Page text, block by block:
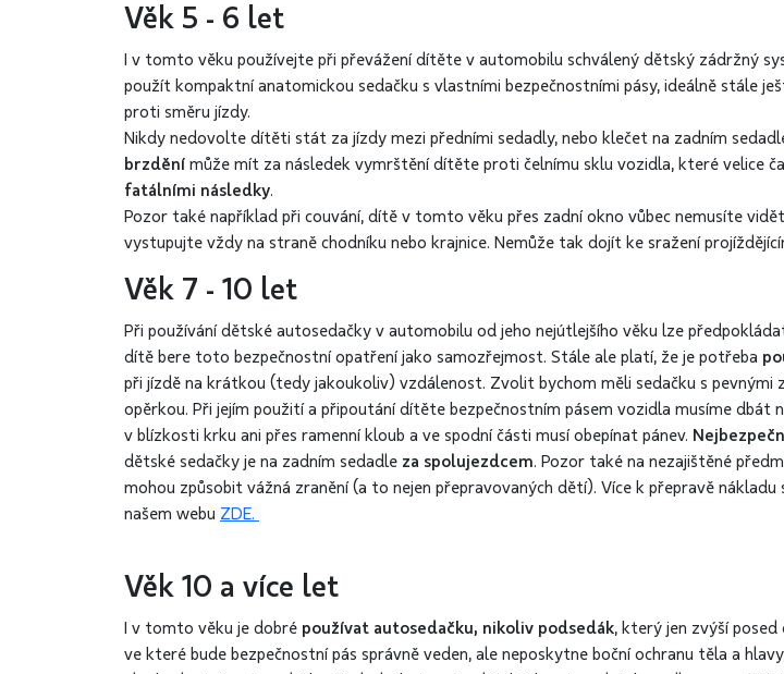
Věk 5 - 6 let
I v tomto věku používejte při převážení dítěte v automobilu schválený dětský zádržný
použít kompaktní anatomickou sedačku s vlastními bezpečnostními pásy, ideálně stále
proti směru jízdy.
Nikdy nedovolte dítěti stát za jízdy mezi předními sedadly, nebo klečet na zadním
brzdění může mít za následek vymrštění dítěte proti čelnímu sklu vozidla, které velice
fatálními následky.
Pozor také například při couvání, dítě v tomto věku přes zadní okno vůbec nemusíte
vystupujte vždy na straně chodníku nebo krajnice. Nemůže tak dojít ke sražení
Věk 7 - 10 let
Při používání dětské autosedačky v automobilu od jeho nejútlejšího věku lze
dítě bere toto bezpečnostní opatření jako samozřejmost. Stále ale platí, že je potřeba
při jízdě na krátkou (tedy jakoukoliv) vzdálenost. Zvolit bychom měli sedačku s pevnými
opěrkou. Při jejím použití a připoutání dítěte bezpečnostním pásem vozidla musíme dbát
v blízkosti krku ani přes ramenní kloub a ve spodní části musí obepínat pánev.
dětské sedačky je na zadním sedadle za spolujezdcem. Pozor také na nezajištěné
mohou způsobit vážná zranění (a to nejen přepravovaných dětí). Více k přepravě nákladu
našem webu ZDE.
Věk 10 a více let
I v tomto věku je dobré používat autosedačku, nikoliv podsedák, který jen zvýší
ve které bude bezpečnostní pás správně veden, ale neposkytne boční ochranu těla a